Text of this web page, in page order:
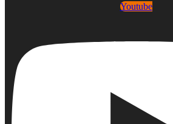
Youtube